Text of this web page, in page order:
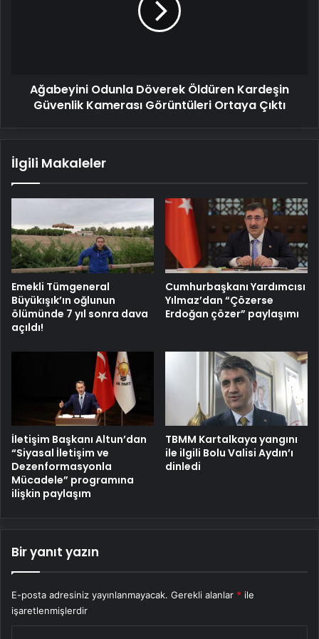
Ağabeyini Odunla Döverek Öldüren Kardeşin
Güvenlik Kamerası Görüntüleri Ortaya Çıktı
İlgili Makaleler
Emekli Tümgeneral
Büyükışık’ın oğlunun
ölümünde 7 yıl sonra dava
açıldı!
Cumhurbaşkanı Yardımcısı
Yılmaz’dan “Çözerse
Erdoğan çözer” paylaşımı
İletişim Başkanı Altun’dan
“Siyasal İletişim ve
Dezenformasyonla
Mücadele” programına
ilişkin paylaşım
TBMM Kartalkaya yangını
ile ilgili Bolu Valisi Aydın’ı
dinledi
Bir yanıt yazın
E-posta adresiniz yayınlanmayacak. Gerekli alanlar * ile
işaretlenmişlerdir